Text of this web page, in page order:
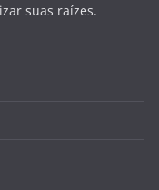
suas raízes.